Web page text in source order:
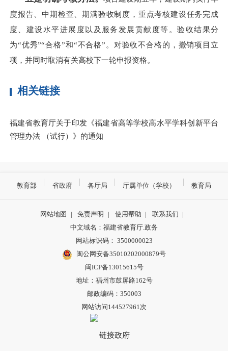
度报告、中期检查、期满验收制度，重点考核建设任务完成
度、建设水平进展度以及服务发展贡献度等。验收结果分
为“优秀”“合格”和“不合格”。对验收不合格的，撤销项目立
项，并同时取消有关高校下一轮申报资格。
相关链接
福建省教育厅关于印发《福建省高等学校高水平学科创新平台
管理办法 （试行）》的通知
教育部 省政府 各厅局 厅属单位（学校） 教育局
网站地图 | 免责声明 | 使用帮助 | 联系我们 |
中文域名：福建省教育厅.政务
网站标识码： 3500000023
闽公网安备35010202000879号
闽ICP备13015615号
地址：福州市鼓屏路162号
邮政编码：350003
网站访问144527961次